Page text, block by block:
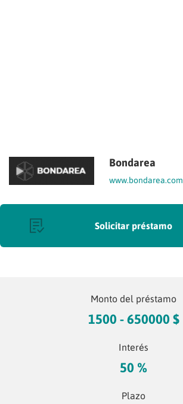
Bondarea
www.bondarea.com
Solicitar préstamo
Monto del préstamo
1500 - 650000 $
Interés
50 %
Plazo